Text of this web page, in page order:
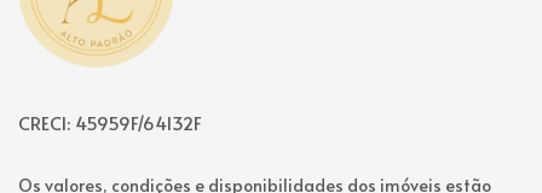
CRECI: 45959F/64132F
Os valores, condições e disponibilidades dos imóveis estão